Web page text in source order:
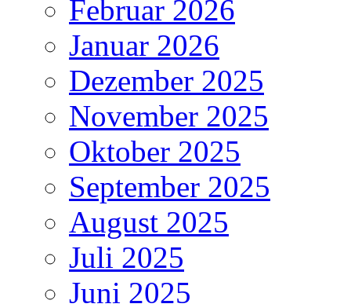
Februar 2026
Januar 2026
Dezember 2025
November 2025
Oktober 2025
September 2025
August 2025
Juli 2025
Juni 2025